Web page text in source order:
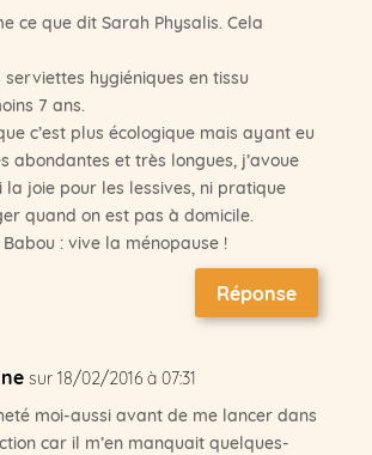
ce que dit Sarah Physalis. Cela
serviettes hygiéniques en tissu
7 ans.
c’est plus écologique mais ayant eu
abondantes et très longues, j’avoue
la joie pour les lessives, ni pratique
quand on est pas à domicile.
Babou : vive la ménopause !
Réponse
sur 18/02/2016 à 07:31
moi-aussi avant de me lancer dans
car il m’en manquait quelques-